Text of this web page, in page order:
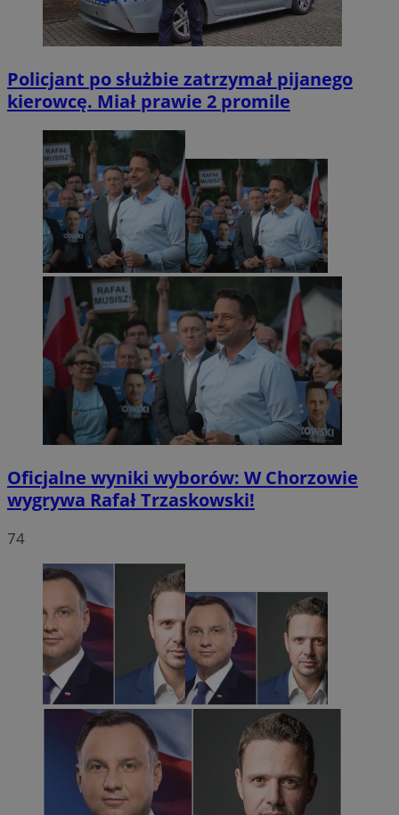
Policjant po służbie zatrzymał pijanego
kierowcę. Miał prawie 2 promile
Oficjalne wyniki wyborów: W Chorzowie
wygrywa Rafał Trzaskowski!
74